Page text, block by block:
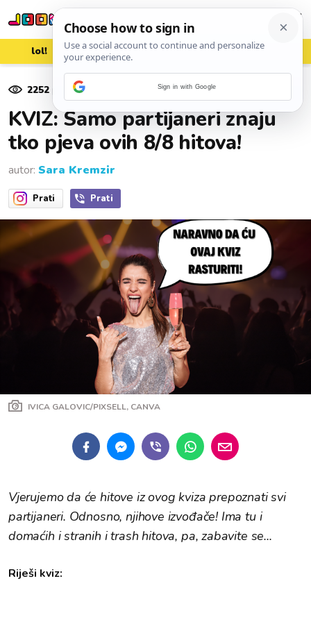
lol! aww vrh! woot?!
2252 pregleda
KVIZ: Samo partijaneri znaju
tko pjeva ovih 8/8 hitova!
autor: Sara Kremzir
Prati Prati
IVICA GALOVIC/PIXSELL, CANVA
Vjerujemo da će hitove iz ovog kviza prepoznati svi
partijaneri. Odnosno, njihove izvođače! Ima tu i
domaćih i stranih i trash hitova, pa, zabavite se...
Riješi kviz:
Sign in with Google